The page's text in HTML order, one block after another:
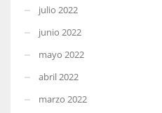
julio 2022
junio 2022
mayo 2022
abril 2022
marzo 2022